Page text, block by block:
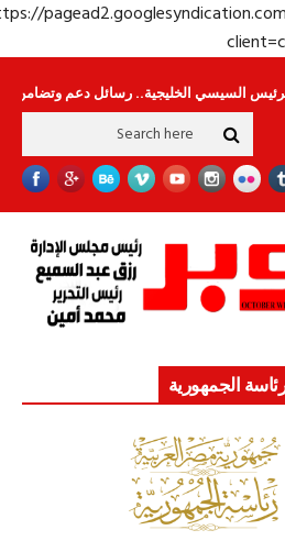
https://
الخليجية.. رسائل دعم وتضامن للأشقاء
الجمهورية